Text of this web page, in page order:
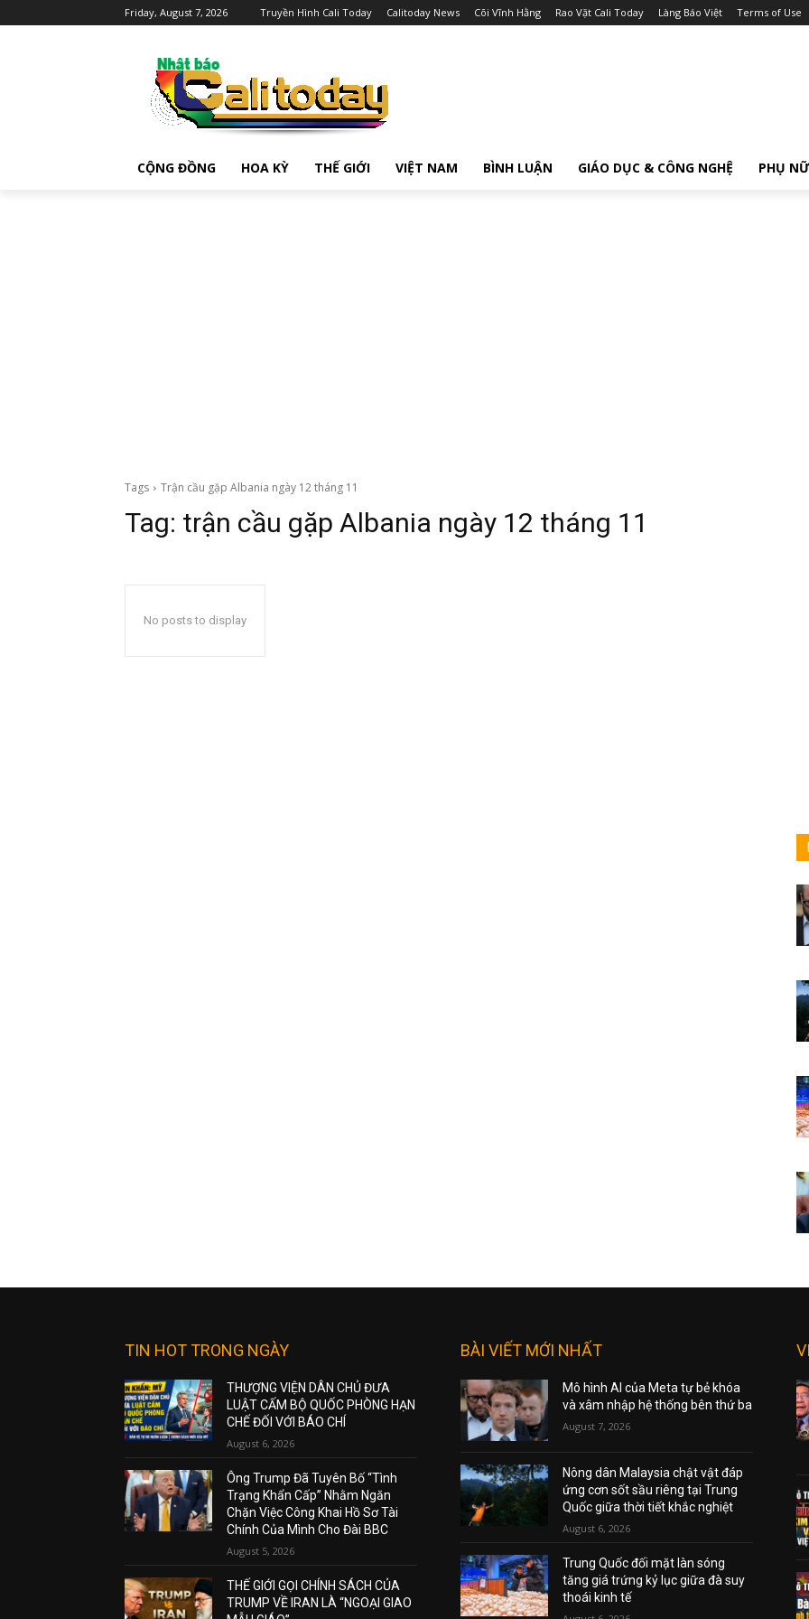
Friday, August 7, 2026 Truyền Hình Cali Today Calitoday News Cõi Vĩnh Hằng Rao Vặt Cali Today Làng Báo Việt Terms of Use
CỘNG ĐỒNG HOA KỲ THẾ GIỚI VIỆT NAM BÌNH LUẬN GIÁO DỤC & CÔNG NGHỆ PHỤ NỮ
Tags Trận cầu gặp Albania ngày 12 tháng 11
Tag: trận cầu gặp Albania ngày 12 tháng 11
No posts to display
TIN HOT TRONG NGÀY
THƯỢNG VIỆN DÂN CHỦ ĐƯA
LUẬT CẤM BỘ QUỐC PHÒNG HẠN
CHẾ ĐỐI VỚI BÁO CHÍ
August 6, 2026
Ông Trump Đã Tuyên Bố “Tình
Trạng Khẩn Cấp” Nhằm Ngăn
Chặn Việc Công Khai Hồ Sơ Tài
Chính Của Mình Cho Đài BBC
August 5, 2026
THẾ GIỚI GỌI CHÍNH SÁCH CỦA
TRUMP VỀ IRAN LÀ “NGOẠI GIAO
BÀI VIẾT MỚI NHẤT
Mô hình AI của Meta tự bẻ khóa
và xâm nhập hệ thống bên thứ ba
August 7, 2026
Nông dân Malaysia chật vật đáp
ứng cơn sốt sầu riêng tại Trung
Quốc giữa thời tiết khắc nghiệt
August 6, 2026
Trung Quốc đối mặt làn sóng
tăng giá trứng kỷ lục giữa đà suy
thoái kinh tế